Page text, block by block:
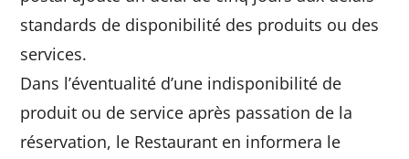
standards de disponibilité des produits ou des
services.
Dans l’éventualité d’une indisponibilité de
produit ou de service après passation de la
réservation, le Restaurant en informera le